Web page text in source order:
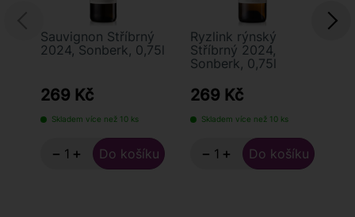
Sauvignon Stříbrný
2024, Sonberk, 0,75l
269 Kč
Skladem více než 10 ks
− +
Ryzlink rýnský
Stříbrný 2024,
Sonberk, 0,75l
269 Kč
Skladem více než 10 ks
− +